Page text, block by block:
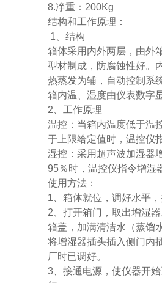
8.净重：200Kg
结构和工作原理：
1、结构
箱体采用内外两层，由外
型材制成，防腐蚀性好。
热蒸发为辅，自动控制系
箱内温、湿度由仪表数字
2、工作原理
温控：当箱内温度低于温
于上限给定值时，温控仪
湿控：采用超声波加湿器
95％时，温控仪指令增湿
使用方法：
1、箱体就位，调好水平
2、打开箱门，取出增湿
箱盖，加满清洁水（蒸馏
将增湿器插头插入侧门内
厂时已调好。
3、接通电源，使仪器开